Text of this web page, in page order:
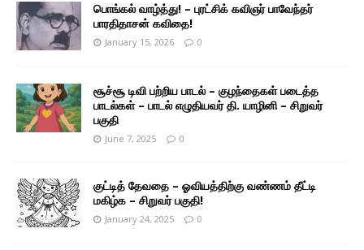
பொங்கல் வாழ்த்து! – புரட்சிக் கவிஞர் பாவேந்தர்
பாரதிதாசன் கவிதை!
January 15, 2026 0
சூச்சூ டிவி பற்றிய பாடல் – குழந்தைகள் படைத்த
பாடல்கள் – பாடல் எழுதியவர் தி. யாழினி – சிறுவர்
பகுதி
June 7, 2025 0
குட்டித் தேவதை – ஓவியத்திற்கு வண்ணம் தீட்டி
மகிழ்க – சிறுவர் பகுதி!
January 24, 2025 0